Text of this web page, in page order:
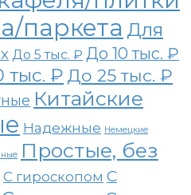
паркета Для
До 5 тыс. ₽ До 10 тыс. ₽
тыс. ₽ До 25 тыс. ₽
Китайские
Надежные Немецкие
Простые, без
С гироскопом С